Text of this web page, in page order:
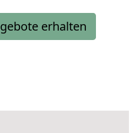
erhalten